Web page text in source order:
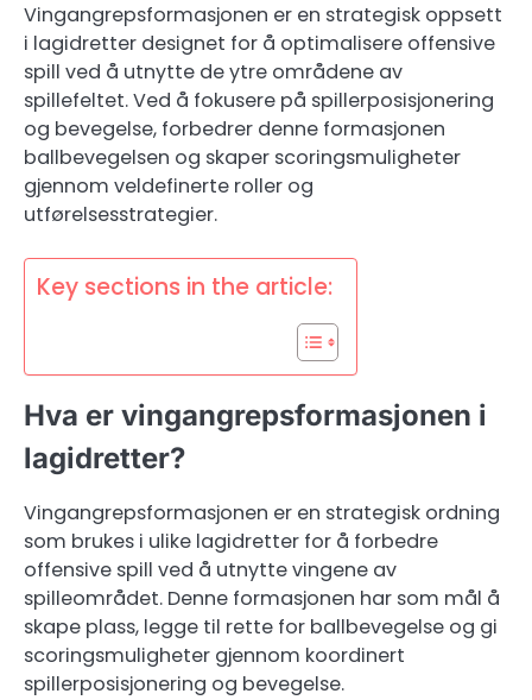
Vingangrepsformasjonen er en strategisk oppsett
i lagidretter designet for å optimalisere offensive
spill ved å utnytte de ytre områdene av
spillefeltet. Ved å fokusere på spillerposisjonering
og bevegelse, forbedrer denne formasjonen
ballbevegelsen og skaper scoringsmuligheter
gjennom veldefinerte roller og
utførelsesstrategier.
Key sections in the article:
Hva er vingangrepsformasjonen i
lagidretter?
Vingangrepsformasjonen er en strategisk ordning
som brukes i ulike lagidretter for å forbedre
offensive spill ved å utnytte vingene av
spilleområdet. Denne formasjonen har som mål å
skape plass, legge til rette for ballbevegelse og gi
scoringsmuligheter gjennom koordinert
spillerposisjonering og bevegelse.